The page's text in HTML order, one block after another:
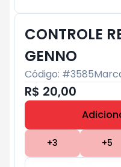
CONTROLE
GENNO
Código: #3585
R$ 20,00
+3 +5